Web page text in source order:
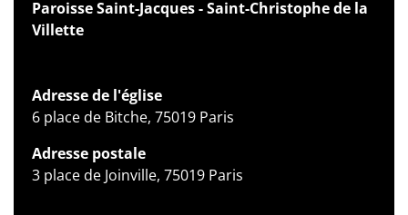
Paroisse Saint-Jacques - Saint-Christophe de la
Villette
Adresse de l'église
6 place de Bitche, 75019 Paris
Adresse postale
3 place de Joinville, 75019 Paris